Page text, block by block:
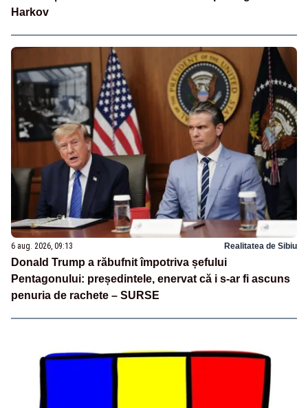
Harkov
6 aug. 2026, 09:13 Realitatea de Sibiu
Donald Trump a răbufnit împotriva șefului
Pentagonului: președintele, enervat că i s-ar fi ascuns
penuria de rachete – SURSE